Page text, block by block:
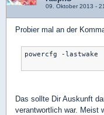
09. Oktober 2013 -
Probier mal an der
powercfg -lastwake
Das sollte Dir Auskunft
verantwortlich war. Meist